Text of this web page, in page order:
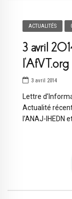
ACTUALITÉS
3 avril
l’AfVT.org
3 avril 2014
Lettre
Actualité
l’ANAJ-IHEDN